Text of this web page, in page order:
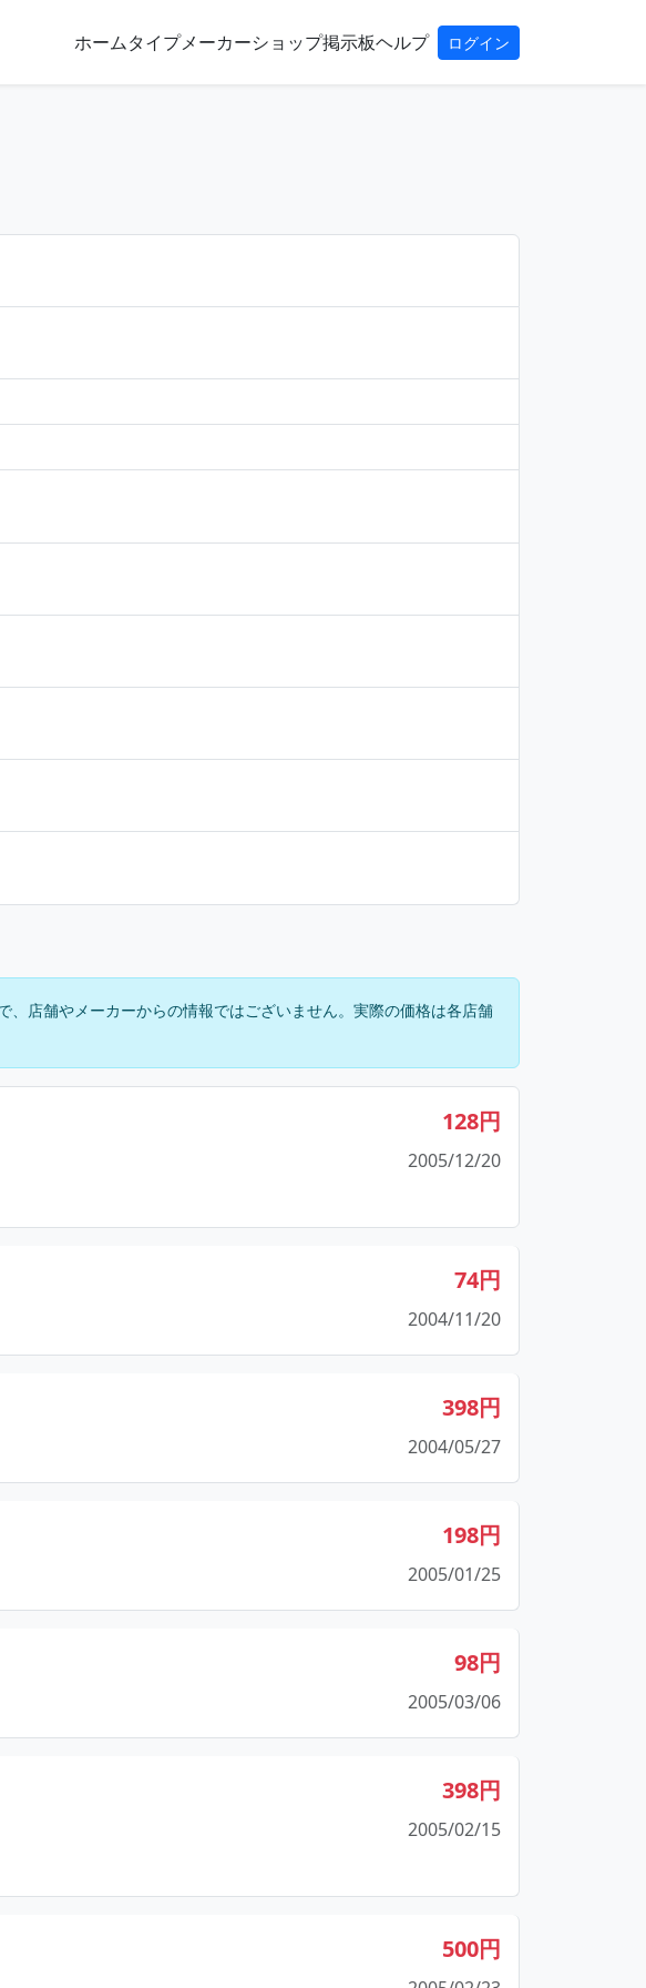
ホームタイプメーカーショップ掲示板ヘルプ ログイン
店舗やメーカーからの情報ではございません。実際の価格は各店舗
128円
2005/12/20
74円
2004/11/20
398円
2004/05/27
198円
2005/01/25
98円
2005/03/06
398円
2005/02/15
500円